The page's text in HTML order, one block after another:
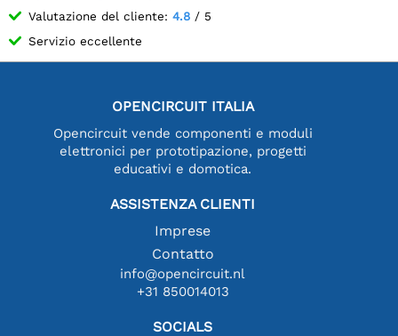
Valutazione del cliente: 4.8 / 5
Servizio eccellente
OPENCIRCUIT ITALIA
Opencircuit vende componenti e moduli
elettronici per prototipazione, progetti
educativi e domotica.
ASSISTENZA CLIENTI
Imprese
Contatto
info@opencircuit.nl
+31 850014013
SOCIALS